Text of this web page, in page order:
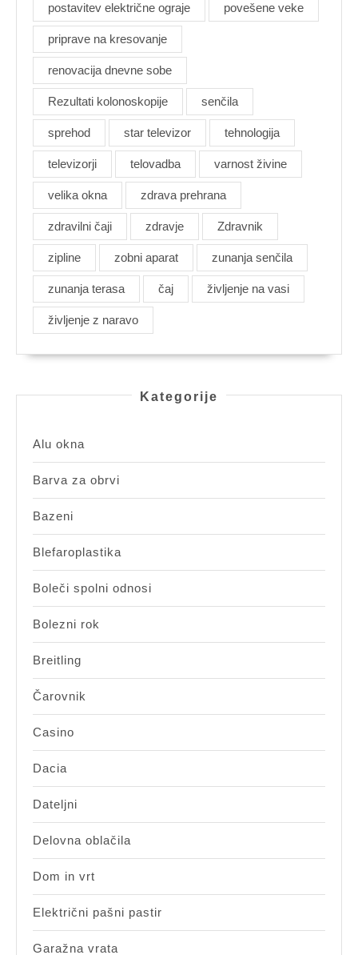
postavitev električne ograje povešene veke
priprave na kresovanje
renovacija dnevne sobe
Rezultati kolonoskopije senčila
sprehod star televizor tehnologija
televizorji telovadba varnost živine
velika okna zdrava prehrana
zdravilni čaji zdravje Zdravnik
zipline zobni aparat zunanja senčila
zunanja terasa čaj življenje na vasi
življenje z naravo
Kategorije
Alu okna
Barva za obrvi
Bazeni
Blefaroplastika
Boleči spolni odnosi
Bolezni rok
Breitling
Čarovnik
Casino
Dacia
Dateljni
Delovna oblačila
Dom in vrt
Električni pašni pastir
Garažna vrata